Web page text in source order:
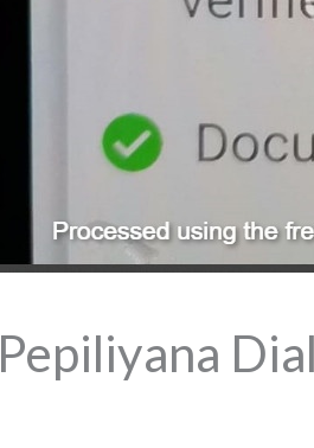
Pepiliyana